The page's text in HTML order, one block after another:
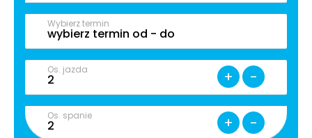
Wybierz termin
Os. jazda + -
Os. spanie + -